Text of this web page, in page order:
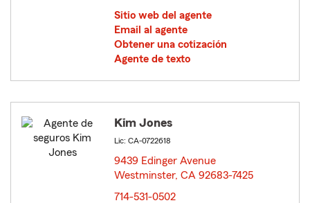
Sitio web del agente
Email al agente
Obtener una cotización
Agente de texto
Kim Jones
Lic: CA-0722618
9439 Edinger Avenue
Westminster, CA 92683-7425
714-531-0502